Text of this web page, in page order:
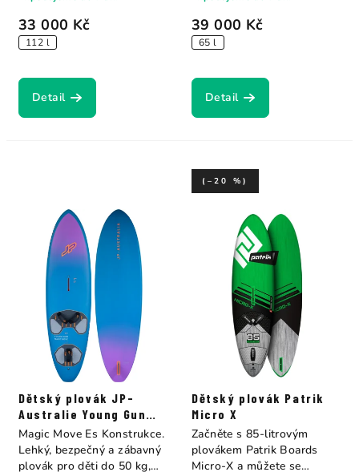
33 000 Kč
112 l
Detail
39 000 Kč
65 l
Detail
Dětský plovák JP-
Australie Young Gun
Magic Move Es
Magic Move Es Konstrukce.
Lehký, bezpečný a zábavný
plovák pro děti do 50 kg,
Dětský plovák Patrik
Micro X
(–20 %)
Začněte s 85-litrovým
plovákem Patrik Boards
Micro-X a můžete se